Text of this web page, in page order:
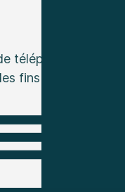
téléphone ou
fins de marketing.